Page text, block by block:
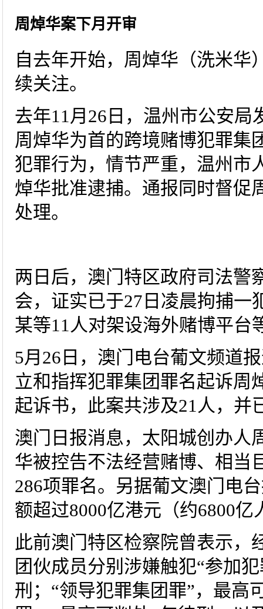
周焯华案下月开审
自去年开始，周焯华（洗米华
续关注。
去年11月26日，温州市公安
周焯华为首的跨境赌博犯罪集
犯罪行为，情节严重，温州市
焯华批准逮捕。通报同时督促
处理。
两日后，澳门特区政府司法警
会，证实已于27日凌晨拘捕一
某等11人对架设海外赌博平台
5月26日，澳门电台葡文频道
立和指挥犯罪集团罪名起诉周
起诉书，此案共涉及21人，并
澳门日报消息，太阳城创办人
华被控告不法经营赌博、相当
286项罪名。另据葡文澳门电
额超过8000亿港元（约6800亿
此前澳门特区检察院曾表示，
团伙成员分别涉嫌触犯“参加
刑；“领导犯罪集团罪”，最高